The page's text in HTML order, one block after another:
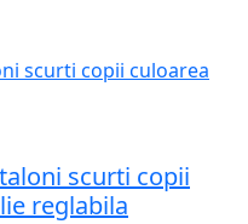
scurti copii
reglabila